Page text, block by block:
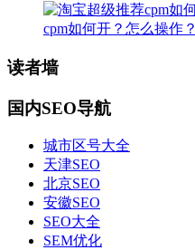
cpm如何开？怎么操作？
读者墙
国内SEO导航
城市区号大全
天津SEO
北京SEO
安徽SEO
SEO大全
SEM优化